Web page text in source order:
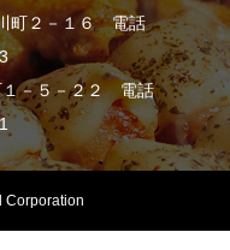
川町２－１６ 電話
１－５－２２ 電話
Corporation